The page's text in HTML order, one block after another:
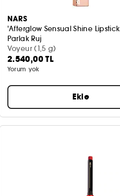
NARS
'Afterglow Sensual Shine Lipstick
Parlak Ruj
Voyeur (1,5 g)
2.540,00 TL
Yorum yok
Ekle